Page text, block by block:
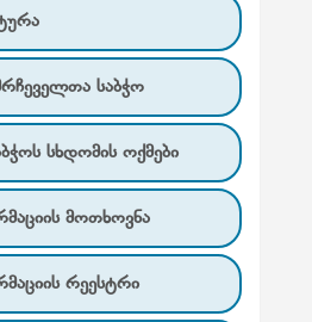
საბჭო
სხდომის ოქმები
მოთხოვნა
რეესტრი